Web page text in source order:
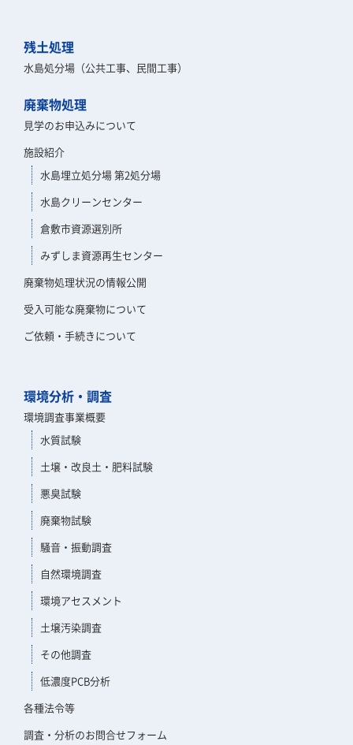
残土処理
水島処分場（公共工事、民間工事）
廃棄物処理
見学のお申込みについて
施設紹介
水島埋立処分場 第2処分場
水島クリーンセンター
倉敷市資源選別所
みずしま資源再生センター
廃棄物処理状況の情報公開
受入可能な廃棄物について
ご依頼・手続きについて
環境分析・調査
環境調査事業概要
水質試験
土壌・改良土・肥料試験
悪臭試験
廃棄物試験
騒音・振動調査
自然環境調査
環境アセスメント
土壌汚染調査
その他調査
低濃度PCB分析
各種法令等
調査・分析のお問合せフォーム